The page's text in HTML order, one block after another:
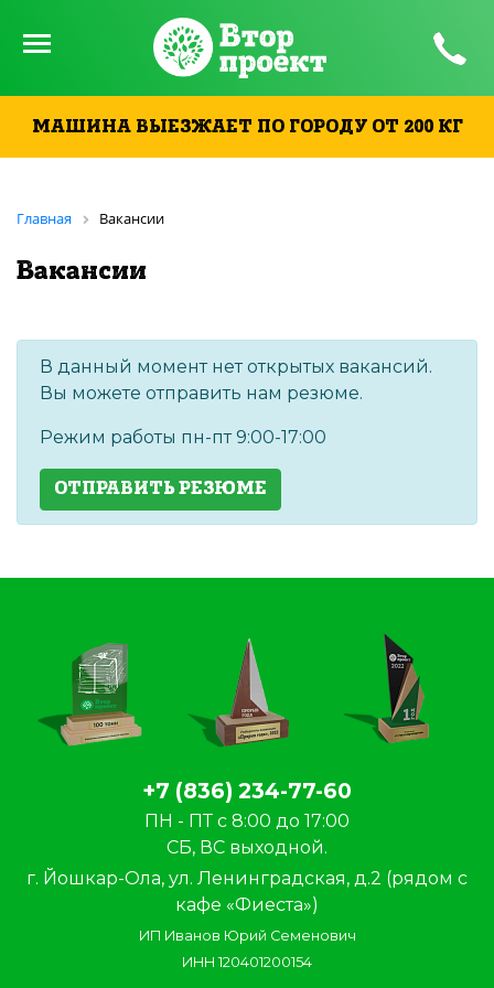
МАШИНА ВЫЕЗЖАЕТ ПО ГОРОДУ ОТ 200 КГ
Главная Вакансии
Вакансии
В данный момент нет открытых вакансий.
Вы можете отправить нам резюме.
Режим работы пн-пт 9:00-17:00
ОТПРАВИТЬ РЕЗЮМЕ
+7 (836) 234-77-60
ПН - ПТ с 8:00 до 17:00
СБ, ВС выходной.
г. Йошкар-Ола, ул. Ленинградская, д.2 (рядом с
кафе «Фиеста»)
ИП Иванов Юрий Семенович
ИНН 120401200154